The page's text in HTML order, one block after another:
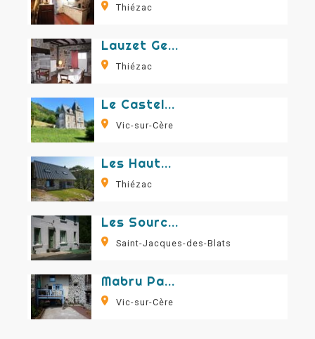
Thiézac
Lauzet Geneviève - Gite n°231
Thiézac
Le Castel Blanc
Vic-sur-Cère
Les Hauts de Salilhes
Thiézac
Les Sources
Saint-Jacques-des-Blats
Mabru Paul et Elisabeth - "La Bergerie"
Vic-sur-Cère